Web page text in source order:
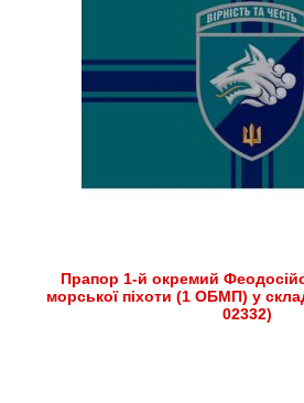
Прапор 1-й окремий
морської піхоти (1 ОБМП) у
02332)